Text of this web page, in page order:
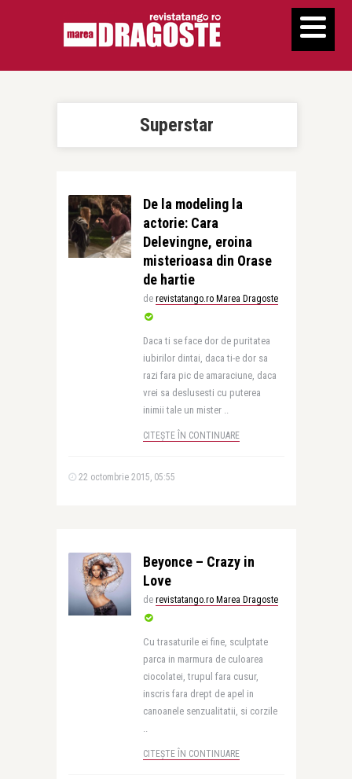
Superstar
De la modeling la
actorie: Cara
Delevingne, eroina
misterioasa din Orase
de hartie
de revistatango.ro Marea Dragoste
Daca ti se face dor de puritatea
iubirilor dintai, daca ti-e dor sa
razi fara pic de amaraciune, daca
vrei sa deslusesti cu puterea
inimii tale un mister ..
CITEȘTE ÎN CONTINUARE
22 octombrie 2015, 05:55
Beyonce – Crazy in
Love
de revistatango.ro Marea Dragoste
Cu trasaturile ei fine, sculptate
parca in marmura de culoarea
ciocolatei, trupul fara cusur,
inscris fara drept de apel in
canoanele senzualitatii, si corzile
..
CITEȘTE ÎN CONTINUARE